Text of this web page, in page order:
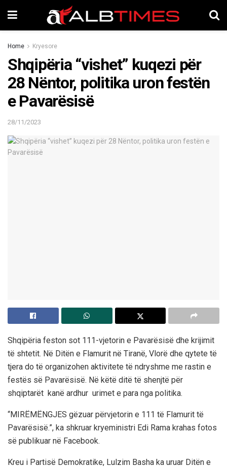
Home Kryesore
Shqipëria “vishet” kuqezi për
28 Nëntor, politika uron festën
e Pavarësisë
28/11/2023
Shqipëria feston sot 111-vjetorin e Pavarësisë dhe krijimit
të shtetit. Në Ditën e Flamurit në Tiranë, Vlorë dhe qytete të
tjera do të organizohen aktivitete të ndryshme me rastin e
festës së Pavarësisë. Në këtë ditë të shenjtë për
shqiptarët kanë ardhur urimet e para nga politika.
“MIRËMËNGJES gëzuar përvjetorin e 111 të Flamurit të
Pavarësisë.”, ka shkruar kryeministri Edi Rama krahas fotos
së publikuar në Facebook.
Kreu i Partisë Demokratike, Lulzim Basha ka uruar Ditën e